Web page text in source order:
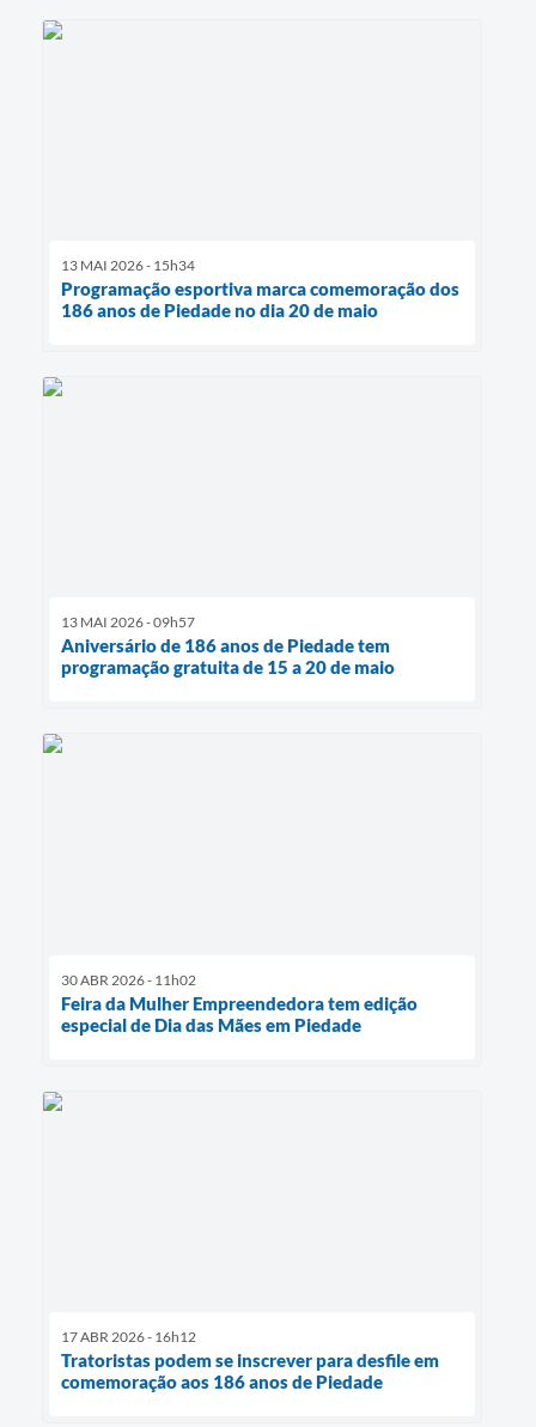
13 MAI 2026 - 15h34
Programação esportiva marca comemoração dos
186 anos de Piedade no dia 20 de maio
13 MAI 2026 - 09h57
Aniversário de 186 anos de Piedade tem
programação gratuita de 15 a 20 de maio
30 ABR 2026 - 11h02
Feira da Mulher Empreendedora tem edição
especial de Dia das Mães em Piedade
17 ABR 2026 - 16h12
Tratoristas podem se inscrever para desfile em
comemoração aos 186 anos de Piedade